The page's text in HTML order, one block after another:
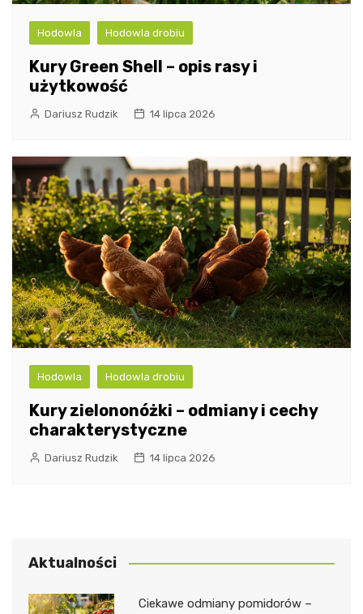
Hodowla Hodowla drobiu
Kury Green Shell – opis rasy i
użytkowość
Dariusz Rudzik 14 lipca 2026
Hodowla Hodowla drobiu
Kury zielononóżki – odmiany i cechy
charakterystyczne
Dariusz Rudzik 14 lipca 2026
Aktualności
Ciekawe odmiany pomidorów –